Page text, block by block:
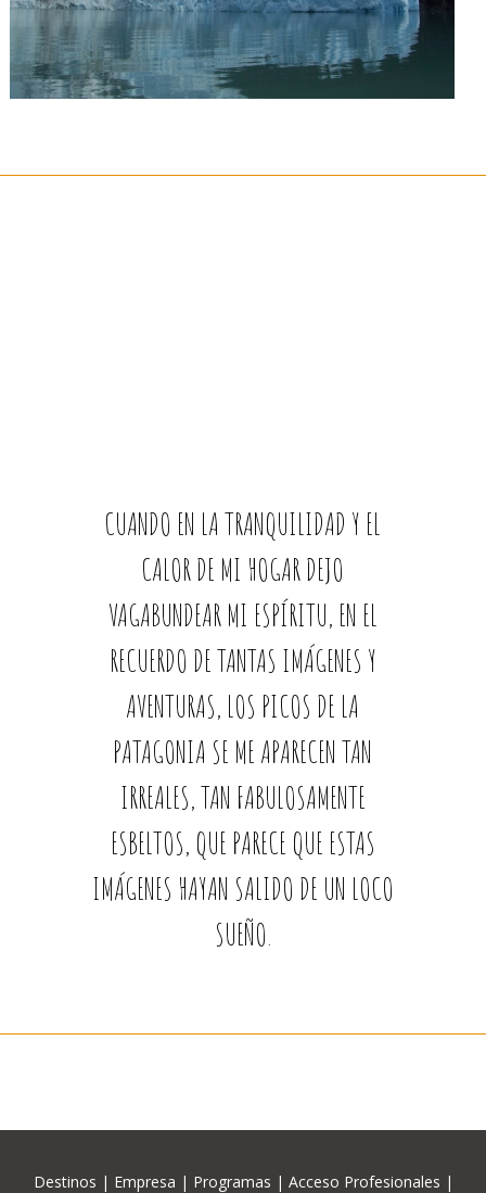
CUANDO EN LA TRANQUILIDAD Y EL
CALOR DE MI HOGAR DEJO
VAGABUNDEAR MI ESPÍRITU, EN EL
RECUERDO DE TANTAS IMÁGENES Y
AVENTURAS, LOS PICOS DE LA
PATAGONIA SE ME APARECEN TAN
IRREALES, TAN FABULOSAMENTE
ESBELTOS, QUE PARECE QUE ESTAS
IMÁGENES HAYAN SALIDO DE UN LOCO
SUEÑO.
Destinos | Empresa | Programas | Acceso Profesionales |